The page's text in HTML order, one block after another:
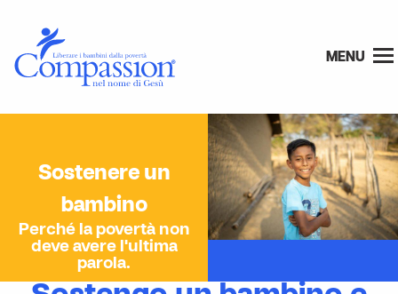
MENU
Sostenere un
bambino
Perché la povertà non
deve avere l'ultima
parola.